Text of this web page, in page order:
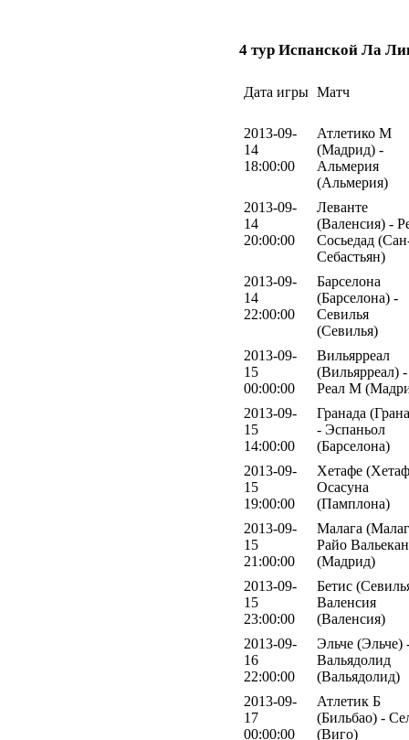
4 тур Испанской Ла
Дата игры Матч
2013-09-
14
18:00:00
Атлетико М
(Мадрид) -
Альмерия
(Альмерия)
2013-09-
14
20:00:00
Леванте
(Валенсия) -
Сосьедад
Себастьян)
2013-09-
14
22:00:00
Барселона
(Барселона) -
Севилья
(Севилья)
2013-09-
15
00:00:00
Вильярреал
(Вильярреал) -
Реал М
2013-09-
15
14:00:00
Гранада
- Эспаньол
(Барселона)
2013-09-
15
19:00:00
Хетафе
Осасуна
(Памплона)
2013-09-
15
21:00:00
Малага
Райо
(Мадрид)
2013-09-
15
23:00:00
Бетис
Валенсия
(Валенсия)
2013-09-
16
22:00:00
Эльче (Эльче)
Вальядолид
(Вальядолид)
2013-09-
17
00:00:00
Атлетик Б
(Бильбао) -
(Виго)